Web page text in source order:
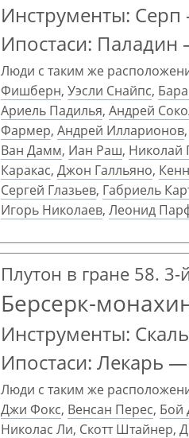
Инструменты:
Ипостаси:
Люди с таким же
Фишберн, Уэсли Снайпс,
Ариель Падилья, Андрей
Фармер, Андрей Илларионов,
Ван Дамм, Иан Раш, Николай
Каракас, Джон Галльяно,
Сергей Глазьев, Габриель
Игорь Николаев, Леонид
Плутон в гране 58.
Берсерк-
Инструменты:
Ипостаси: Лекарь
Люди с таким же
Джи Фокс, Венсан Перес, Бой
Николас Ли, Скотт Штайнер,